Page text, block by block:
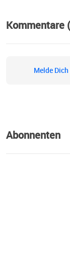
Kommentare
Melde
Abonnenten